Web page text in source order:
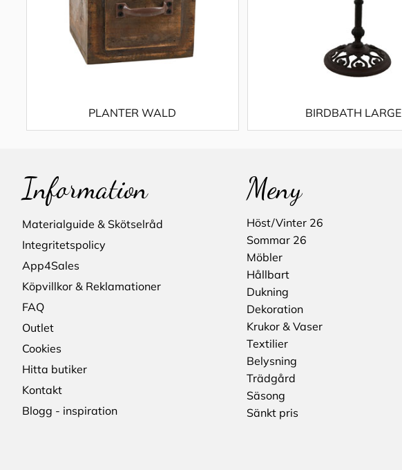
PLANTER WALD BIRDBATH LARGE
Information
Materialguide & Skötselråd
Integritetspolicy
App4Sales
Köpvillkor & Reklamationer
FAQ
Outlet
Cookies
Hitta butiker
Kontakt
Blogg - inspiration
Meny
Höst/Vinter 26
Sommar 26
Möbler
Hållbart
Dukning
Dekoration
Krukor & Vaser
Textilier
Belysning
Trädgård
Säsong
Sänkt pris